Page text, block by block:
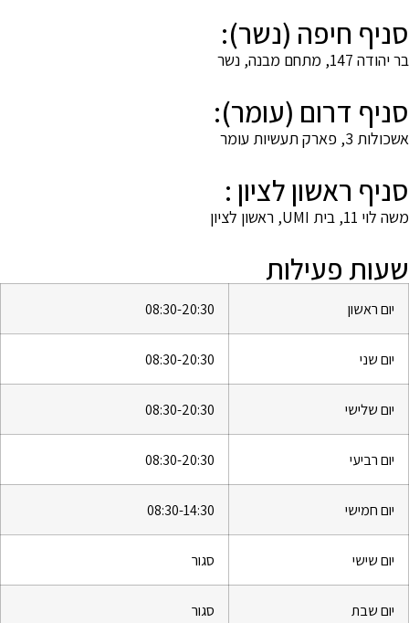
סניף חיפה (נשר):
בר יהודה 147, מתחם מבנה, נשר
סניף דרום (עומר):
אשכולות 3, פארק תעשיות עומר
סניף ראשון לציון :
משה לוי 11, בית UMI, ראשון לציון
שעות פעילות
יום ראשון 08:30-20:30
יום שני 08:30-20:30
יום שלישי 08:30-20:30
יום רביעי 08:30-20:30
יום חמישי 08:30-14:30
יום שישי סגור
יום שבת סגור